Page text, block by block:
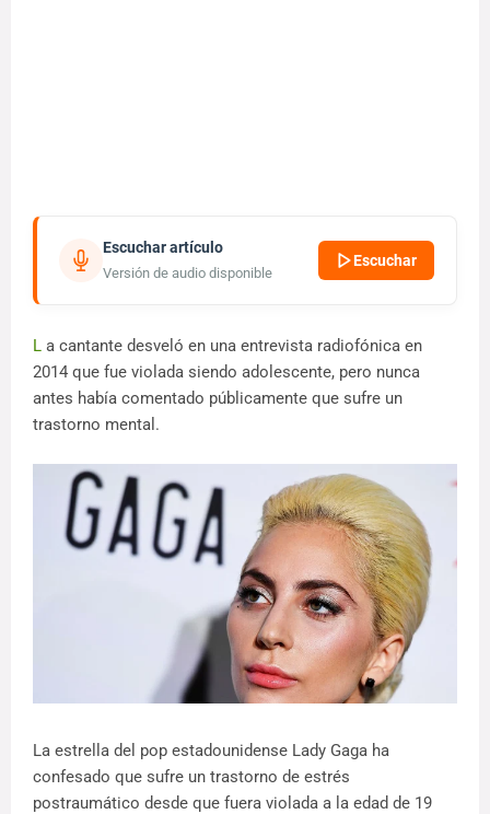
Escuchar artículo
Versión de audio disponible
Escuchar
L a cantante desveló en una entrevista radiofónica en
2014 que fue violada siendo adolescente, pero nunca
antes había comentado públicamente que sufre un
trastorno mental.
La estrella del pop estadounidense Lady Gaga ha
confesado que sufre un trastorno de estrés
postraumático desde que fuera violada a la edad de 19